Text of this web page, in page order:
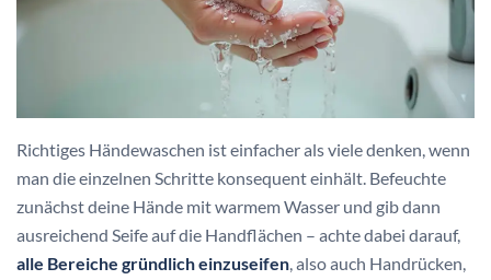
Richtiges Händewaschen ist einfacher als viele denken, wenn
man die einzelnen Schritte konsequent einhält. Befeuchte
zunächst deine Hände mit warmem Wasser und gib dann
ausreichend Seife auf die Handflächen – achte dabei darauf,
alle Bereiche gründlich einzuseifen, also auch Handrücken,